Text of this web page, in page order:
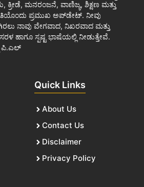
ಕ್ರೀಡೆ, ಮನರಂಜನೆ, ವಾಣಿಜ್ಯ, ಶಿಕ್ಷಣ ಮತ್ತು
ಪ್ರಮುಖ ಅಪ್‌ಡೇಟ್. ನೀವು
ನಾವು ವೇಗವಾದ, ನಿಖರವಾದ ಮತ್ತು
ಸರಳ ಹಾಗೂ ಸ್ಪಷ್ಟ ಭಾಷೆಯಲ್ಲಿ ನೀಡುತ್ತೇವೆ.
ಪಿ.ಎಲ್
Quick Links
About Us
Contact Us
Disclaimer
Privacy Policy